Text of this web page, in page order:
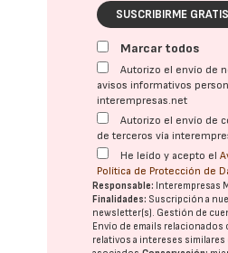
SUSCRIBIRME GRATIS
Marcar todos
Autorizo el envío de
avisos informativos
interempresas.net
Autorizo el envío de
de terceros vía
He leído y acepto el
Política de Protección de
Responsable: Interempresas
Finalidades: Suscripción a
newsletter(s). Gestión de
Envío de emails relacionados
relativos a intereses similares